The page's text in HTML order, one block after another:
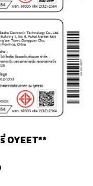
OYEET**